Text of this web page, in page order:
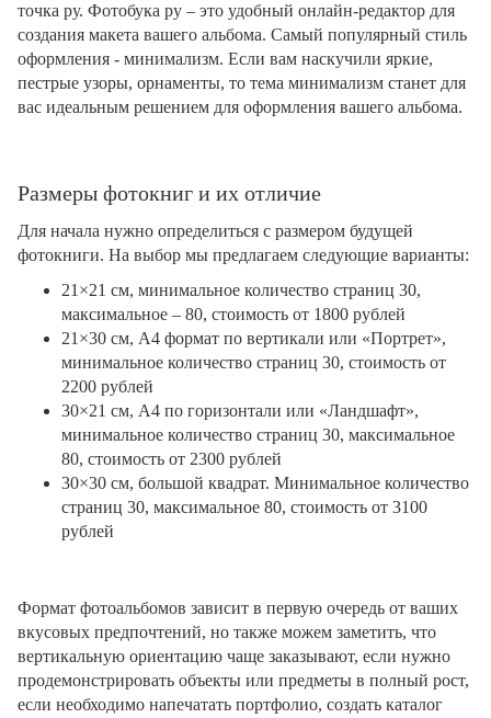
точка ру. Фотобука ру – это удобный онлайн-редактор для
создания макета вашего альбома. Самый популярный стиль
оформления - минимализм. Если вам наскучили яркие,
пестрые узоры, орнаменты, то тема минимализм станет для
вас идеальным решением для оформления вашего альбома.
Размеры фотокниг и их отличие
Для начала нужно определиться с размером будущей
фотокниги. На выбор мы предлагаем следующие варианты:
21×21 см, минимальное количество страниц 30,
максимальное – 80, стоимость от 1800 рублей
21×30 см, А4 формат по вертикали или «Портрет»,
минимальное количество страниц 30, стоимость от
2200 рублей
30×21 см, А4 по горизонтали или «Ландшафт»,
минимальное количество страниц 30, максимальное
80, стоимость от 2300 рублей
30×30 см, большой квадрат. Минимальное количество
страниц 30, максимальное 80, стоимость от 3100
рублей
Формат фотоальбомов зависит в первую очередь от ваших
вкусовых предпочтений, но также можем заметить, что
вертикальную ориентацию чаще заказывают, если нужно
продемонстрировать объекты или предметы в полный рост,
если необходимо напечатать портфолио, создать каталог